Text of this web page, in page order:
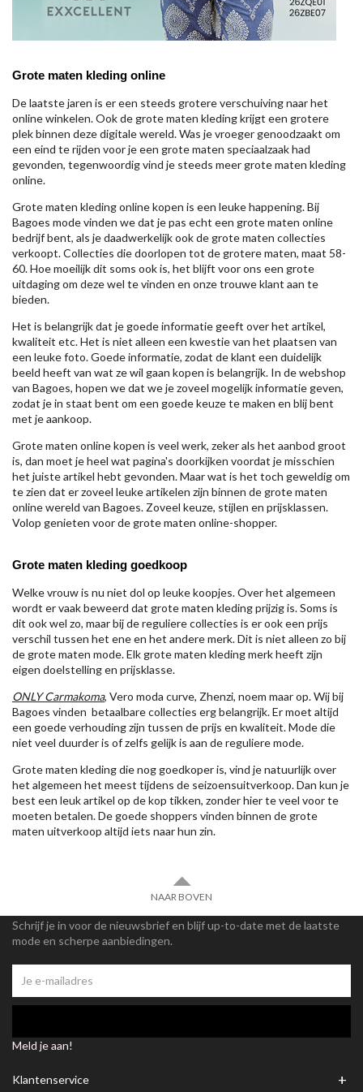
Grote maten kleding online
De laatste jaren is er een steeds grotere verschuiving naar het
online winkelen. Ook de grote maten kleding krijgt een grotere
plek binnen deze digitale wereld. Was je vroeger genoodzaakt om
een eind te rijden voor je een grote maten speciaalzaak had
gevonden, tegenwoordig vind je steeds meer grote maten kleding
online.
Grote maten kleding online kopen is een leuke happening. Bij
Bagoes mode vinden we dat je pas echt een grote maten online
bedrijf bent, als je daadwerkelijk ook de grote maten collecties
verkoopt. Collecties die doorlopen tot de grotere maten, maat 58-
60. Hoe moeilijk dit soms ook is, het blijft voor ons een grote
uitdaging om deze wel te vinden en onze trouwe klant aan te
bieden.
Het is belangrijk dat je goede informatie geeft over het artikel,
kwaliteit etc. Het is niet alleen een kwestie van het plaatsen van
een leuke foto. Goede informatie, zodat de klant een duidelijk
beeld heeft van wat ze wil gaan kopen is belangrijk. In de webshop
van Bagoes, hopen we dat we je zoveel mogelijk informatie geven,
zodat je in staat bent om een goede keuze te maken en blij bent
met je aankoop.
Grote maten online kopen is veel werk, zeker als het aanbod groot
is, dan moet je heel wat pagina's doorkijken voordat je misschien
het juiste artikel hebt gevonden. Maar wat is het toch geweldig om
te zien dat er zoveel leuke artikelen zijn binnen de grote maten
online wereld van Bagoes. Zoveel keuze, stijlen en prijsklassen.
Volop genieten voor de grote maten online-shopper.
Grote maten kleding goedkoop
Welke vrouw is nu niet dol op leuke koopjes. Over het algemeen
wordt er vaak beweerd dat grote maten kleding prijzig is. Soms is
dit ook wel zo, maar bij de reguliere collecties is er ook een prijs
verschil tussen het ene en het andere merk. Dit is niet alleen zo bij
de grote maten mode. Elk grote maten kleding merk heeft zijn
eigen doelstelling en prijsklasse.
ONLY Carmakoma, Vero moda curve, Zhenzi, noem maar op. Wij bij
Bagoes vinden betaalbare collecties erg belangrijk. Er moet altijd
een goede verhouding zijn tussen de prijs en kwaliteit. Mode die
niet veel duurder is of zelfs gelijk is aan de reguliere mode.
Grote maten kleding die nog goedkoper is, vind je natuurlijk over
het algemeen het meest tijdens de seizoensuitverkoop. Dan kun je
best een leuk artikel op de kop tikken, zonder hier te veel voor te
moeten betalen. De goede shoppers vinden binnen de grote
maten uitverkoop altijd iets naar hun zin.
NAAR BOVEN
Schrijf je in voor de nieuwsbrief en blijf up-to-date met de laatste
mode en scherpe aanbiedingen.
Meld je aan!
Klantenservice +